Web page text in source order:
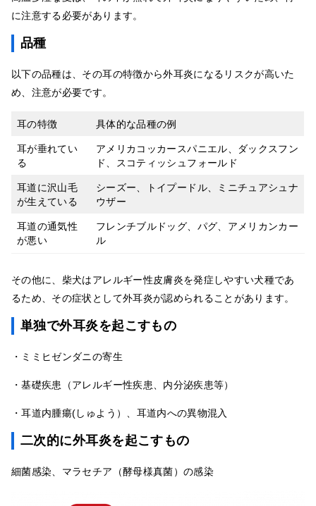
に注意する必要があります。
品種
以下の品種は、その耳の特徴から外耳炎になるリスクが高いた
め、注意が必要です。
耳の特徴 具体的な品種の例
耳が垂れてい
る
アメリカコッカースパニエル、ダックスフン
ド、スコティッシュフォールド
耳道に沢山毛
が生えている
シーズー、トイプードル、ミニチュアシュナ
ウザー
耳道の通気性
が悪い
フレンチブルドッグ、パグ、アメリカンカー
ル
その他に、柴犬はアレルギー性皮膚炎を発症しやすい犬種であ
るため、その症状として外耳炎が認められることがあります。
単独で外耳炎を起こすもの
・ミミヒゼンダニの寄生
・基礎疾患（アレルギー性疾患、内分泌疾患等）
・耳道内腫瘍(しゅよう）、耳道内への異物混入
二次的に外耳炎を起こすもの
細菌感染、マラセチア（酵母様真菌）の感染